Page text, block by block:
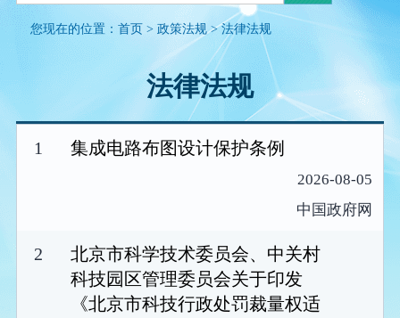
您现在的位置：首页 >政策法规>法律法规
法律法规
1 集成电路布图设计保护条例
2026-08-05
中国政府网
2
北京市科学技术委员会、中关村
科技园区管理委员会关于印发
《北京市科技行政处罚裁量权适